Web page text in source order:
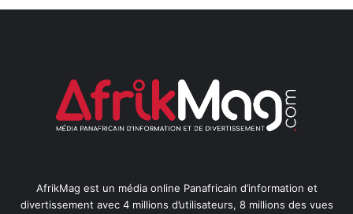
AfrikMag est un média online Panafricain d’information et
divertissement avec 4 millions d’utilisateurs, 8 millions des vues